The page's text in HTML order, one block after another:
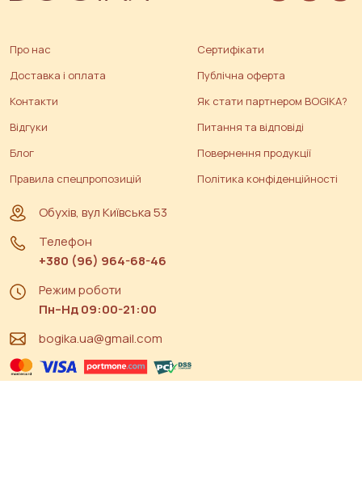
Про нас
Доставка і оплата
Контакти
Відгуки
Блог
Правила спецпропозицій
Сертифікати
Публічна оферта
Як стати партнером BOGIKA?
Питання та відповіді
Повернення продукції
Політика конфіденційності
Обухів, вул Київська 53
Телефон
+380 (96) 964-68-46
Режим роботи
Пн–Нд 09:00-21:00
bogika.ua@gmail.com